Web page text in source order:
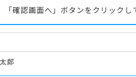
確認画面へ」ボタンをクリックし
郎